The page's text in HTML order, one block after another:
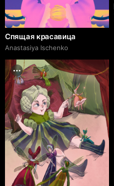
Спящая красавица
Anastasiya Ischenko